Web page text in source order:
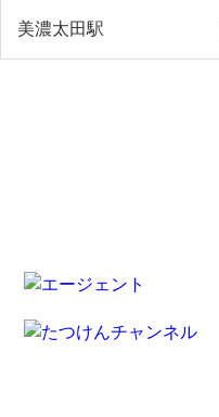
美濃太田駅